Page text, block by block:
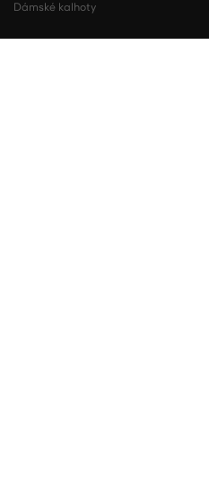
Dámské kalhoty